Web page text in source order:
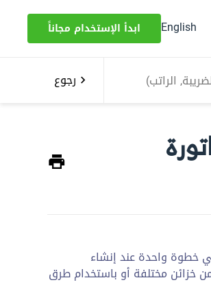
English ابدأ الإستخدام مجاناً
رجوع
خطوة واحدة عند إنشاء
خزائن مختلفة أو باستخدام طرق